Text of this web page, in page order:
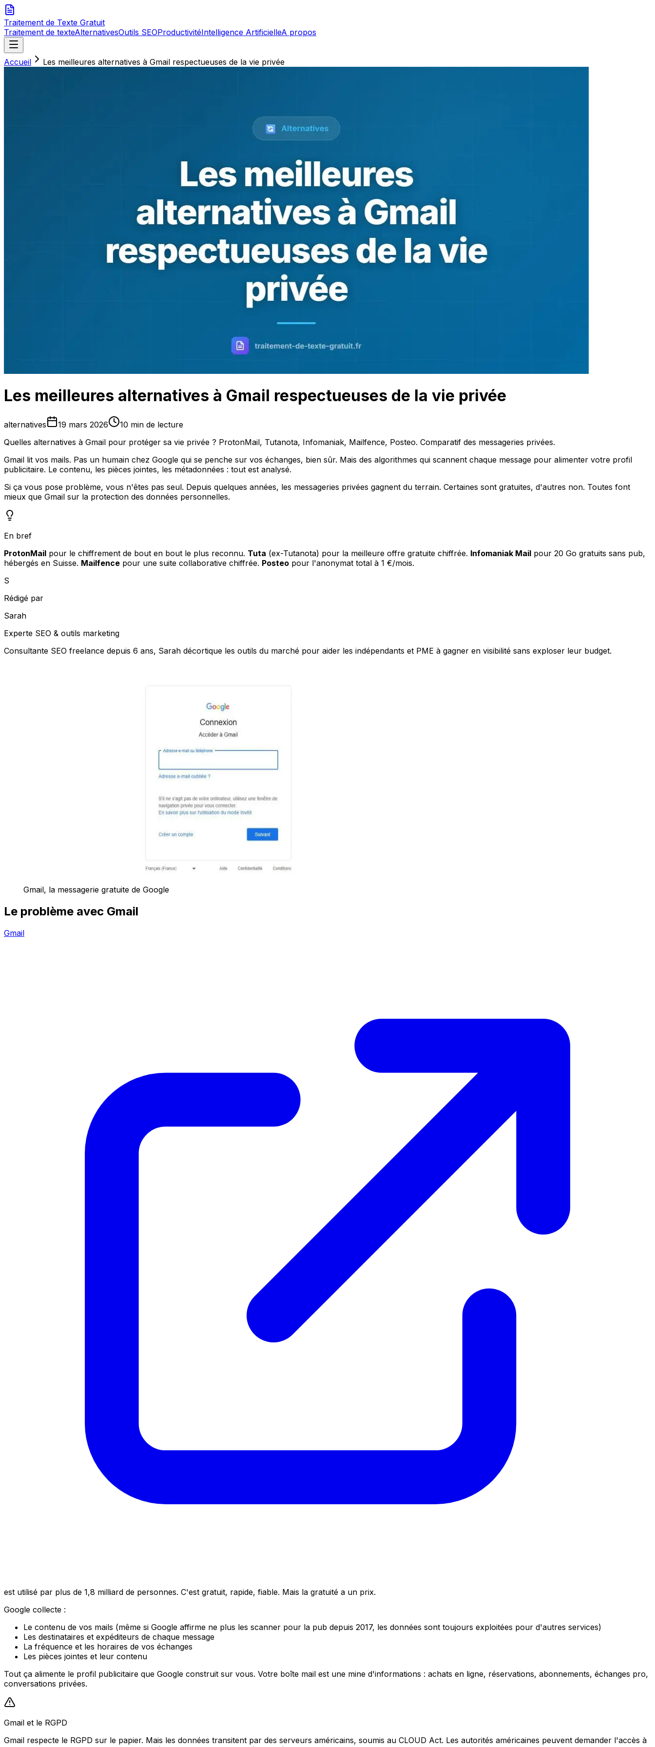
Traitement de Texte Gratuit
Traitement de texteAlternativesOutils SEOProductivitéIntelligence ArtificielleA propos
Accueil Les meilleures alternatives à Gmail respectueuses de la vie privée
Les meilleures alternatives à Gmail respectueuses de la vie privée
alternatives 19 mars 2026
10 min de lecture
Quelles alternatives à Gmail pour protéger sa vie privée ? ProtonMail, Tutanota, Infomaniak, Mailfence, Posteo. Comparatif des messageries privées.
Gmail lit vos mails. Pas un humain chez Google qui se penche sur vos échanges, bien sûr. Mais des algorithmes qui scannent chaque message pour alimenter votre profil
publicitaire. Le contenu, les pièces jointes, les métadonnées : tout est analysé.
Si ça vous pose problème, vous n'êtes pas seul. Depuis quelques années, les messageries privées gagnent du terrain. Certaines sont gratuites, d'autres non. Toutes font
mieux que Gmail sur la protection des données personnelles.
En bref
ProtonMail pour le chiffrement de bout en bout le plus reconnu. Tuta (ex-Tutanota) pour la meilleure offre gratuite chiffrée. Infomaniak Mail pour 20 Go gratuits sans pub,
hébergés en Suisse. Mailfence pour une suite collaborative chiffrée. Posteo pour l'anonymat total à 1 €/mois.
S
Rédigé par
Sarah
Experte SEO & outils marketing
Consultante SEO freelance depuis 6 ans, Sarah décortique les outils du marché pour aider les indépendants et PME à gagner en visibilité sans exploser leur budget.
Gmail, la messagerie gratuite de Google
Le problème avec Gmail
Gmail
est utilisé par plus de 1,8 milliard de personnes. C'est gratuit, rapide, fiable. Mais la gratuité a un prix.
Google collecte :
Le contenu de vos mails (même si Google affirme ne plus les scanner pour la pub depuis 2017, les données sont toujours exploitées pour d'autres services)
Les destinataires et expéditeurs de chaque message
La fréquence et les horaires de vos échanges
Les pièces jointes et leur contenu
Tout ça alimente le profil publicitaire que Google construit sur vous. Votre boîte mail est une mine d'informations : achats en ligne, réservations, abonnements, échanges pro,
conversations privées.
Gmail et le RGPD
Gmail respecte le RGPD sur le papier. Mais les données transitent par des serveurs américains, soumis au CLOUD Act. Les autorités américaines peuvent demander l'accès à